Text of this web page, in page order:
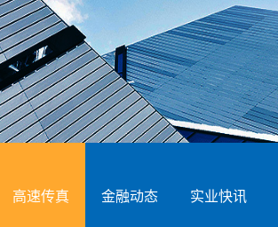
高速传真 金融动态 实业快讯